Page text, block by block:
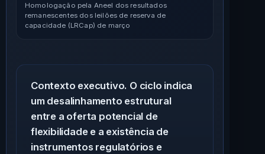
Homologação pela Aneel dos resultados
remanescentes dos leilões de reserva de
capacidade (LRCap) de março
Contexto executivo. O ciclo indica
um desalinhamento estrutural
entre a oferta potencial de
flexibilidade e a existência de
instrumentos regulatórios e